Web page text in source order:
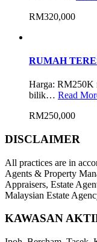
RM320,000
RUMAH
Harga: RM250K
bilik… Read
RM250,000
DISCLAIMER
All practices are in
Agents & Property
Appraisers, Estate
Malaysian Estate
KAWASAN